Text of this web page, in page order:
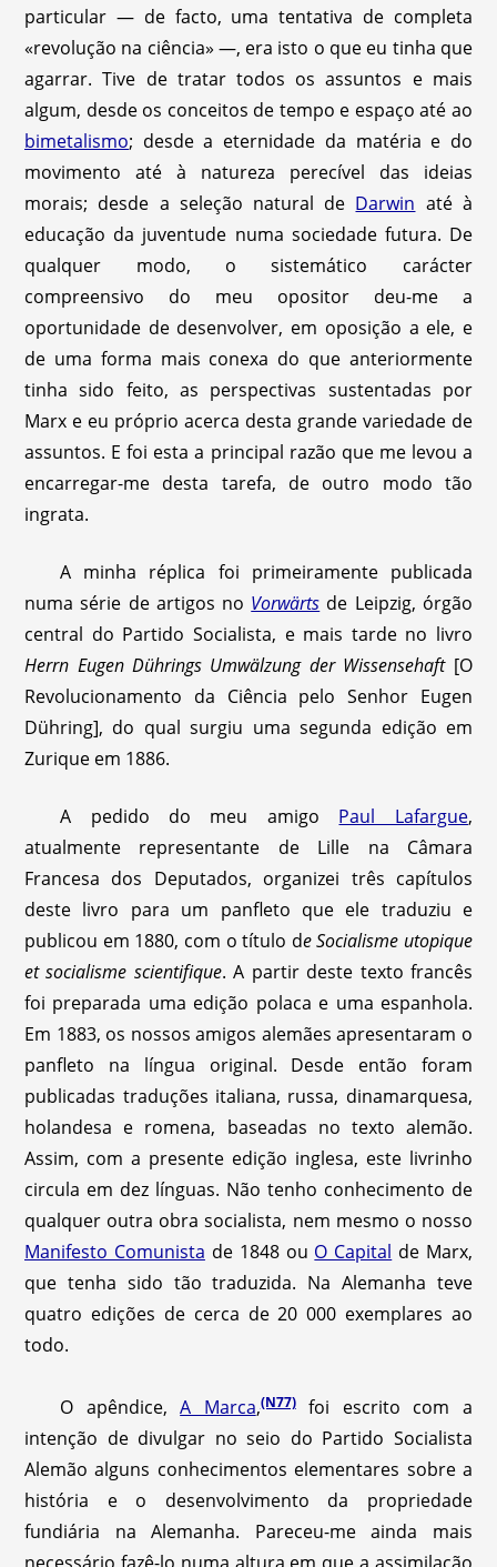
particular — de facto, uma tentativa de completa
«revolução na ciência» —, era isto o que eu tinha que
agarrar. Tive de tratar todos os assuntos e mais
algum, desde os conceitos de tempo e espaço até ao
bimetalismo; desde a eternidade da matéria e do
movimento até à natureza perecível das ideias
morais; desde a seleção natural de Darwin até à
educação da juventude numa sociedade futura. De
qualquer modo, o sistemático carácter
compreensivo do meu opositor deu-me a
oportunidade de desenvolver, em oposição a ele, e
de uma forma mais conexa do que anteriormente
tinha sido feito, as perspectivas sustentadas por
Marx e eu próprio acerca desta grande variedade de
assuntos. E foi esta a principal razão que me levou a
encarregar-me desta tarefa, de outro modo tão
ingrata.
A minha réplica foi primeiramente publicada
numa série de artigos no Vorwärts de Leipzig, órgão
central do Partido Socialista, e mais tarde no livro
Herrn Eugen Dührings Umwälzung der Wissensehaft[O
Revolucionamento da Ciência pelo Senhor Eugen
Dühring], do qual surgiu uma segunda edição em
Zurique em 1886.
A pedido do meu amigo Paul Lafargue,
atualmente representante de Lille na Câmara
Francesa dos Deputados, organizei três capítulos
deste livro para um panfleto que ele traduziu e
publicou em 1880, com o título deSocialisme utopique
et socialisme scientifique. A partir deste texto francês
foi preparada uma edição polaca e uma espanhola.
Em 1883, os nossos amigos alemães apresentaram o
panfleto na língua original. Desde então foram
publicadas traduções italiana, russa, dinamarquesa,
holandesa e romena, baseadas no texto alemão.
Assim, com a presente edição inglesa, este livrinho
circula em dez línguas. Não tenho conhecimento de
qualquer outra obra socialista, nem mesmo o nosso
Manifesto Comunista de 1848 ou O Capital de Marx,
que tenha sido tão traduzida. Na Alemanha teve
quatro edições de cerca de 20 000 exemplares ao
todo.
O apêndice,A Marca,(N77)foi escrito com a
intenção de divulgar no seio do Partido Socialista
Alemão alguns conhecimentos elementares sobre a
história e o desenvolvimento da propriedade
fundiária na Alemanha. Pareceu-me ainda mais